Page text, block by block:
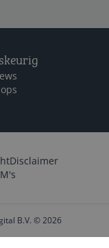
Disclaimer
B.V. © 2026